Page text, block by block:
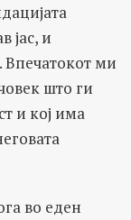
јас, и
Впечатокот ми
што ги
и кој има
во еден